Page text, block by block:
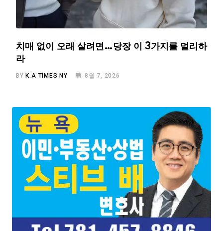
치매 없이 오래 살려면…당장 이 3가지를 멀리하
라
BYK.A TIMES NY 8월 7, 2026